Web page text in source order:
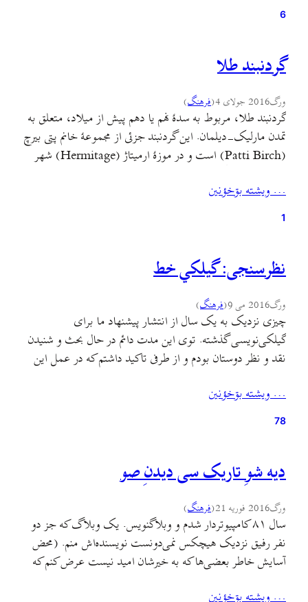
6
گردنبند طلا
ورگ2016 جولای 4 (فرهنگ)
گردنبند طلا، مربوط به سدهٔ نهم یا دهم پیش از میلاد، متعلق به
تمدن مارلیک-دیلمان. این گردنبند جزئی از مجموعهٔ خانم پتی بیرچ
(Patti Birch) است و در موزهٔ ارمیتاژ (Hermitage) شهر
… ويشته بۊخؤنين
1
نظرسنجی: گيلکي خط
ورگ2016 می 9 (فرهنگ)
چیزی نزدیک به یک سال از انتشار پیشنهاد ما برای
گیلکی‌نویسی گذشته. توی این مدت دائم در حال بحث و شنیدن
نقد و نظر دوستان بودم و از طرفی تاکید داشتم که در عمل این
نگارش رو دیده و با متنهایی مربوط به…
… ويشته بۊخؤنين
78
دیه شوِ تاریک سی دیدنِ صو
ورگ2016 فوریه 21 (فرهنگ)
سال ۸۱ کامپیوتردار شدم و وبلاگنویس. یک وبلاگ که جز دو
نفر رفیق نزدیک هیچکس نمی‌دونست نویسنده‌اش منم. (محض
آسایش خاطر بعضی‌ها که به خیرشان امید نیست عرض کنم که
… ويشته بۊخؤنين